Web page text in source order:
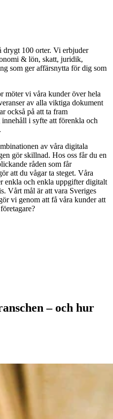
drygt 100 orter. Vi erbjuder
& lön, skatt, juridik,
som ger affärsnytta för dig som
vi våra kunder över hela
av alla viktiga dokument
också på att ta fram
i syfte att förenkla och
av våra digitala
gör skillnad. Hos oss får du en
råden som får
att du vågar ta steget. Våra
enkla och enkla uppgifter digitalt
Vårt mål är att vara Sveriges
vi genom att få våra kunder att
– och hur